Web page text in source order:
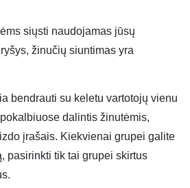
siųsti naudojamas jūsų
žinučių siuntimas yra
bendrauti su keletu vartotojų vienu
dalintis žinutėmis,
įrašais. Kiekvienai grupei galite
pasirinkti tik tai grupei skirtus